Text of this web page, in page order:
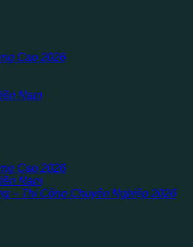
Cao 2026
Nam
Cao 2026
Nam
– Thi Công Chuyên Nghiệp 2026